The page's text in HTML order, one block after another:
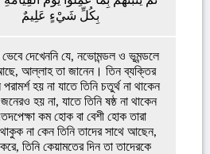
بِكُلِّ شَيْءٍ عَلِيمٌ
দেখেননি যে, নভোমন্ডল ও ভূমন্ডলে
আল্লাহ তা জানেন। তিন ব্যক্তির
হয় না যাতে তিনি চতুর্থ না থাকেন
হয় না, যাতে তিনি ষষ্ঠ না থাকেন
কম হোক বা বেশী হোক তারা
না কেন তিনি তাদের সাথে আছেন,
করে, তিনি কেয়ামতের দিন তা তাদেরকে